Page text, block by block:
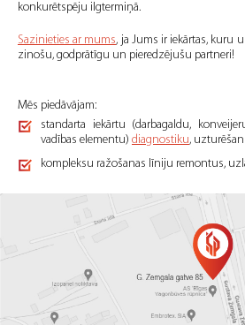
konkurētspēju ilgtermiņā.
Sazinieties ar mums, ja Jums ir iekārtas, kuru
zinošu, godprātīgu un pieredzējušu partneri!
Mēs piedāvājam:
standarta iekārtu (darbagaldu,
vadības elementu) diagnostiku,
kompleksu ražošanas līniju remontus,